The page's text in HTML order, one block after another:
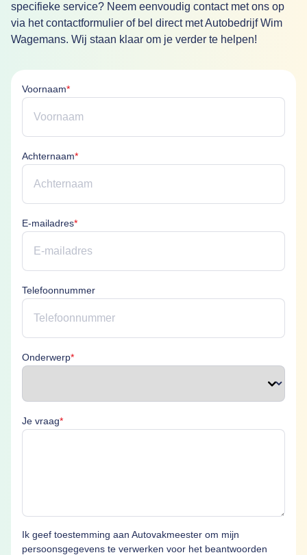
specifieke service? Neem eenvoudig contact met ons op
via het contactformulier of bel direct met Autobedrijf Wim
Wagemans. Wij staan klaar om je verder te helpen!
Voornaam*Voornaam is verplicht
Achternaam*Achternaam is verplicht
E-mailadres*E-mailadres is verplicht
Telefoonnummer
Onderwerp*Onderwerp is verplicht
Je vraag*Je vraag is verplicht
Ik geef toestemming aan Autovakmeester om mijn
persoonsgegevens te verwerken voor het beantwoorden